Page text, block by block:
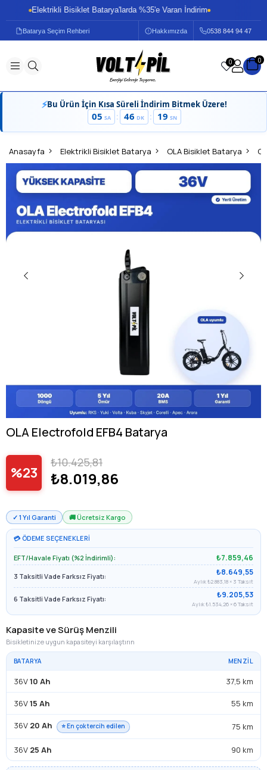
Elektrikli Bisiklet Batarya'larda %35'e Varan İndirim
Batarya Seçim Rehberi Hakkımızda 0538 844 94 47
0 0
⚡Bu Ürün İçin Kısa Süreli İndirim Bitmek Üzere!
05 SA : 46 DK : 19 SN
Anasayfa Elektrikli Bisiklet Batarya OLA Bisiklet Batarya
OLA Electrofold EFB4 Batarya
23
₺10.425,81
₺8.019,86
✓ 1 Yıl Garanti 🚚 Ücretsiz Kargo
💳 ÖDEME SEÇENEKLERI
EFT/Havale Fiyatı (%2 İndirimli): ₺7.859,46
3 Taksitli Vade Farksız Fiyatı: ₺8.649,55
Aylık ₺2.883,18 × 3 Taksit
6 Taksitli Vade Farksız Fiyatı: ₺9.205,53
Aylık ₺1.534,26 × 6 Taksit
Kapasite ve Sürüş Menzili
Bisikletinize uygun kapasiteyi karşılaştırın
BATARYA MENZIL
36V10 Ah 37,5 km
36V15 Ah 55 km
36V 20 Ah ⭐ En çok tercih edilen 75 km
36V 25 Ah 90 km